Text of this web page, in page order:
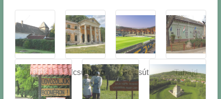
Óbarok
Alcsútdobo
z
Felcsút Tabajd